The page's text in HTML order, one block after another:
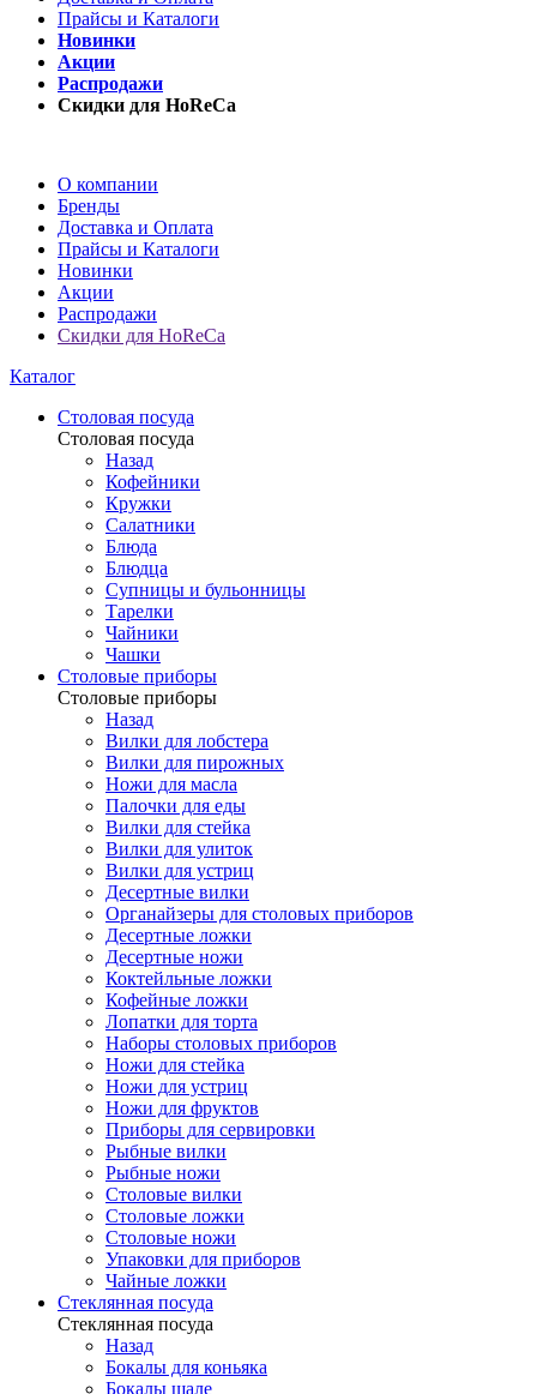
Прайсы и Каталоги
Новинки
Акции
Распродажи
Скидки для HoReCa
О компании
Бренды
Доставка и Оплата
Прайсы и Каталоги
Новинки
Акции
Распродажи
Скидки для HoReCa
Каталог
Столовая посуда
Столовая посуда
Назад
Кофейники
Кружки
Салатники
Блюда
Блюдца
Супницы и бульонницы
Тарелки
Чайники
Чашки
Cтоловые приборы
Cтоловые приборы
Назад
Вилки для лобстера
Вилки для пирожных
Ножи для масла
Палочки для еды
Вилки для стейка
Вилки для улиток
Вилки для устриц
Десертные вилки
Органайзеры для столовых приборов
Десертные ложки
Десертные ножи
Коктейльные ложки
Кофейные ложки
Лопатки для торта
Наборы столовых приборов
Ножи для стейка
Ножи для устриц
Ножи для фруктов
Приборы для сервировки
Рыбные вилки
Рыбные ножи
Столовые вилки
Столовые ложки
Столовые ножи
Упаковки для приборов
Чайные ложки
Стеклянная посуда
Стеклянная посуда
Назад
Бокалы для коньяка
Бокалы шале